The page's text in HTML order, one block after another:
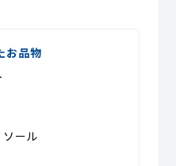
お品物
ール